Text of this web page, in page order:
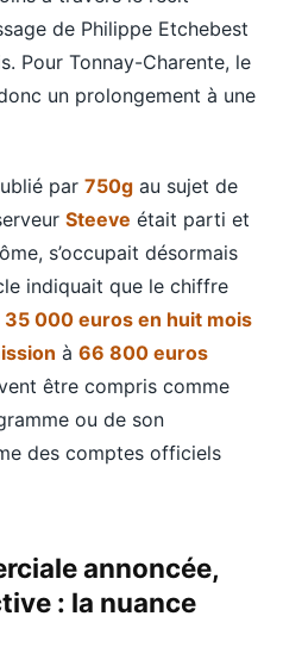
de Philippe Etchebest
Pour Tonnay-Charente, le
un prolongement à une
par 750g au sujet de
Steeve était parti et
s’occupait désormais
indiquait que le chiffre
35 000 euros en huit mois
à 66 800 euros
être compris comme
ou de son
des comptes officiels
annoncée,
: la nuance